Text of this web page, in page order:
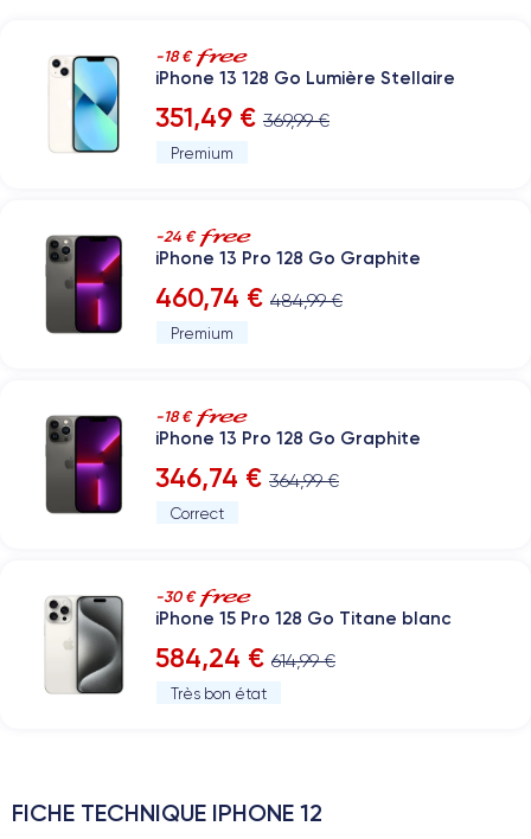
-18 €
iPhone 13 128 Go Lumière Stellaire
351,49 € 369,99 €
Premium
-24 €
iPhone 13 Pro 128 Go Graphite
460,74 € 484,99 €
Premium
-18 €
iPhone 13 Pro 128 Go Graphite
346,74 € 364,99 €
Correct
-30 €
iPhone 15 Pro 128 Go Titane blanc
584,24 € 614,99 €
Très bon état
FICHE TECHNIQUE IPHONE 12